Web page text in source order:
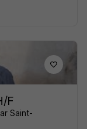
F
Saint-